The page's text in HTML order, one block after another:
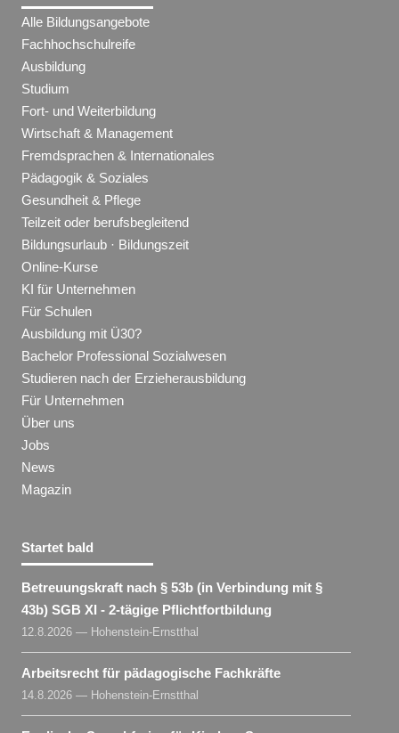
Alle Bildungsangebote
Fachhochschulreife
Ausbildung
Studium
Fort- und Weiterbildung
Wirtschaft & Management
Fremdsprachen & Internationales
Pädagogik & Soziales
Gesundheit & Pflege
Teilzeit oder berufsbegleitend
Bildungsurlaub · Bildungszeit
Online-Kurse
KI für Unternehmen
Für Schulen
Ausbildung mit Ü30?
Bachelor Professional Sozialwesen
Studieren nach der Erzieherausbildung
Für Unternehmen
Über uns
Jobs
News
Magazin
Startet bald
Betreuungskraft nach § 53b (in Verbindung mit §
43b) SGB XI - 2-tägige Pflichtfortbildung
12.8.2026 — Hohenstein-Ernstthal
Arbeitsrecht für pädagogische Fachkräfte
14.8.2026 — Hohenstein-Ernstthal